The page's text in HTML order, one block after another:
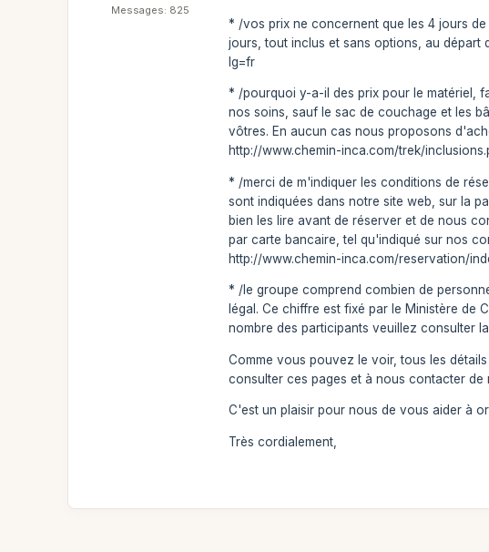
Messages: 825
* /vos prix ne concernent que les 4 jours
jours, tout inclus et sans options, au départ
lg=fr
* /pourquoi y-a-il des prix pour le matériel,
nos soins, sauf le sac de couchage et les
vôtres. En aucun cas nous proposons
http://www.chemin-inca.com/trek/
* /merci de m'indiquer les conditions de
sont indiquées dans notre site web, sur la
bien les lire avant de réserver et de nous
par carte bancaire, tel qu'indiqué sur nos
http://www.chemin-inca.com/reservation/
* /le groupe comprend combien de
légal. Ce chiffre est fixé par le Ministère de
nombre des participants veuillez consulter
Comme vous pouvez le voir, tous les
consulter ces pages et à nous contacter
C'est un plaisir pour nous de vous aider à
Très cordialement,